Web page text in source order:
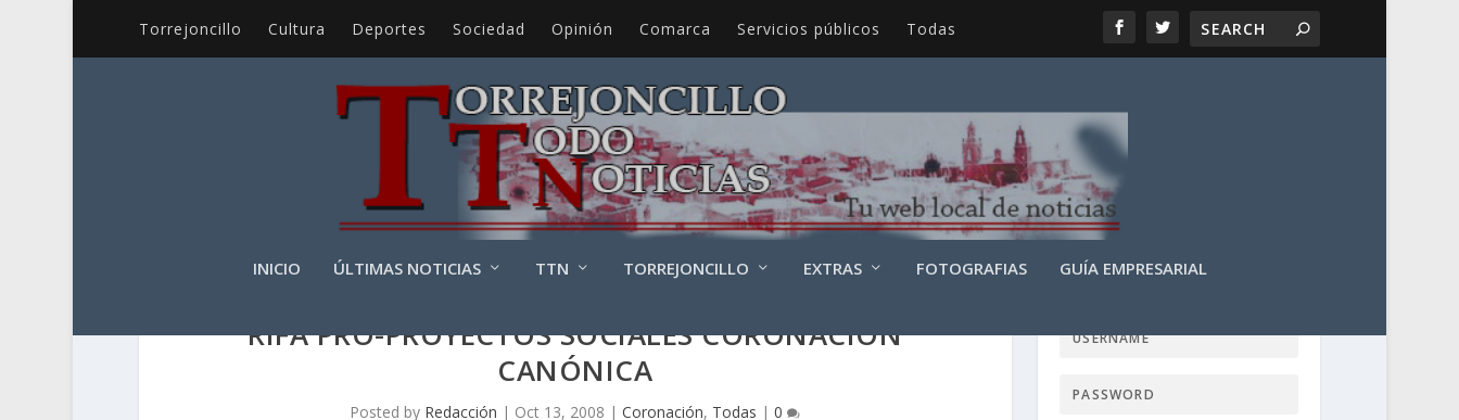
Torrejoncillo Cultura Deportes Sociedad Opinión Comarca Servicios públicos Todas
INICIO ÚLTIMAS NOTICIAS TTN TORREJONCILLO EXTRAS FOTOGRAFIAS GUÍA EMPRESARIAL
RIFA PRO-PROYECTOS SOCIALES CORONACIÓN
CANÓNICA
Posted by Redacción | Oct 13, 2008 |Coronación, Todas |0
LOGIN USER TTN